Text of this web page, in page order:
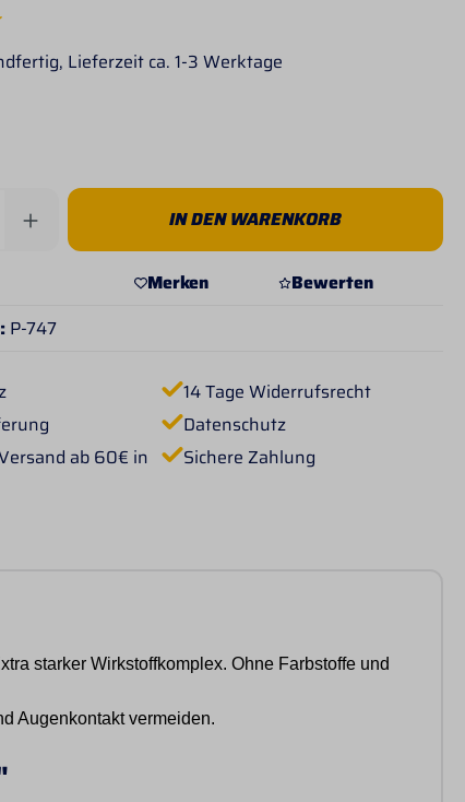
von 5 von 5 Sternen
Lieferzeit ca. 1-3 Werktage
Gib den gewünschten Wert
IN DEN WARENKORB
Merken
Bewerten
P-747
14 Tage Widerrufsrecht
Datenschutz
ab 60€ in
Sichere Zahlung
starker Wirkstoffkomplex. Ohne Farbstoffe und
Augenkontakt vermeiden.